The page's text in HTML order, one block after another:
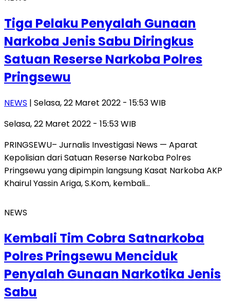
Tiga Pelaku Penyalah Gunaan
Narkoba Jenis Sabu Diringkus
Satuan Reserse Narkoba Polres
Pringsewu
NEWS | Selasa, 22 Maret 2022 - 15:53 WIB
Selasa, 22 Maret 2022 - 15:53 WIB
PRINGSEWU– Jurnalis Investigasi News — Aparat
Kepolisian dari Satuan Reserse Narkoba Polres
Pringsewu yang dipimpin langsung Kasat Narkoba AKP
Khairul Yassin Ariga, S.Kom, kembali…
NEWS
Kembali Tim Cobra Satnarkoba
Polres Pringsewu Menciduk
Penyalah Gunaan Narkotika Jenis
Sabu